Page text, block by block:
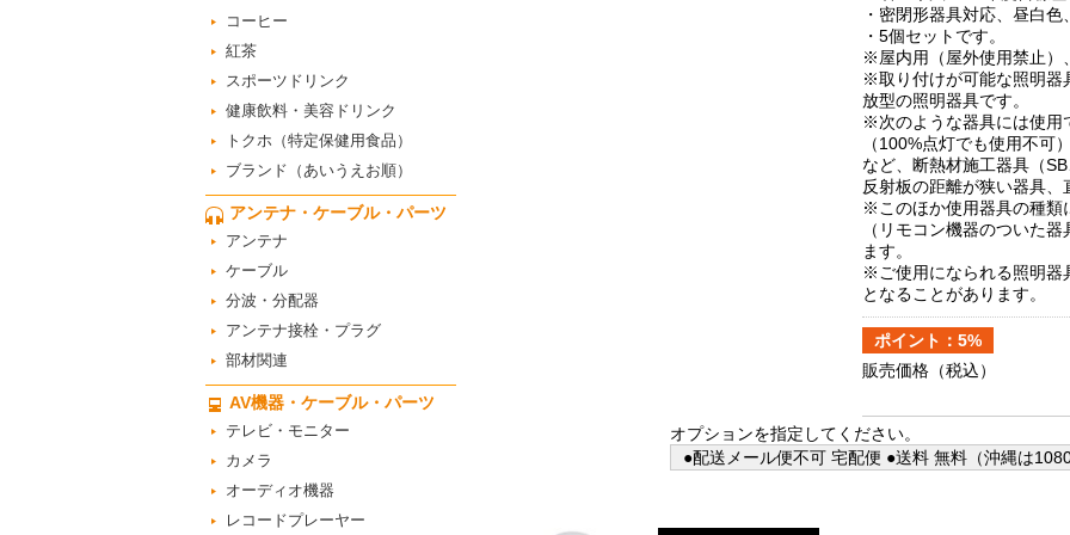
コーヒー
紅茶
スポーツドリンク
健康飲料・美容ドリンク
トクホ（特定保健用食品）
ブランド（あいうえお順）
アンテナ・ケーブル・パーツ
アンテナ
ケーブル
分波・分配器
アンテナ接栓・プラグ
部材関連
AV機器・ケーブル・パーツ
テレビ・モニター
カメラ
オーディオ機器
レコードプレーヤー
・密閉形器具対応、昼白
・5個セットです。
※屋内用（屋外使用禁止）
※取り付けが可能な照明器
放型の照明器具です。
※次のような器具には使用
（100%点灯でも使用不可
など、断熱材施工器具（
反射板の距離が狭い器具、
※このほか使用器具の種類
（リモコン機器のついた
ます。
※ご使用になられる照明器
となることがあります。
ポイント：5%
販売価格 （税込）
オプションを指定してください。
●配送メール便不可 宅配便 ●送料 無料（沖縄は